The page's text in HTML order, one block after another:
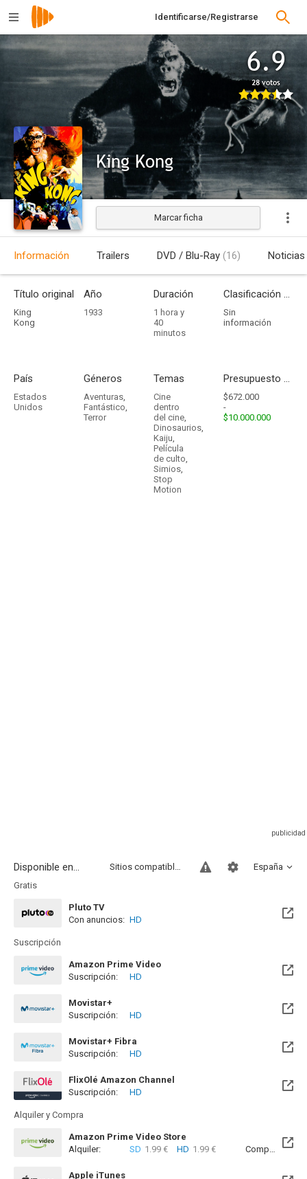
Identificarse/Registrarse
6.9
28 votos
King Kong
Estrenada
Marcar ficha
Información Trailers DVD / Blu-Ray (16) Noticias
Título original
King
Kong
Año
1933
Duración
1 hora y
40
minutos
Clasificación por edades
Sin
información
País
Estados
Unidos
Géneros
Aventuras,
Fantástico,
Terror
Temas
Cine
dentro
del cine,
Dinosaurios,
Kaiju,
Película
de culto,
Simios,
Stop
Motion
Presupuesto - Ingresos
$672.000
-
$10.000.000
Disponible en... España
Sitios compatibles
Gratis
Pluto TV
Con anuncios: HD
Suscripción
Amazon Prime Video
Suscripción:
HD
Movistar+
Disponible hasta el Mié, 30 Jun 2027 (Quedan 10 meses)
Suscripción: HD
Movistar+ Fibra
Disponible hasta el Mié, 30 Jun 2027 (Quedan 10 meses)
Suscripción: HD
FlixOlé Amazon Channel
Suscripción:
HD
Alquiler y Compra
Amazon Prime Video Store
Alquiler:
SD 1.99 € HD 1.99 € Compra: SD
Apple iTunes